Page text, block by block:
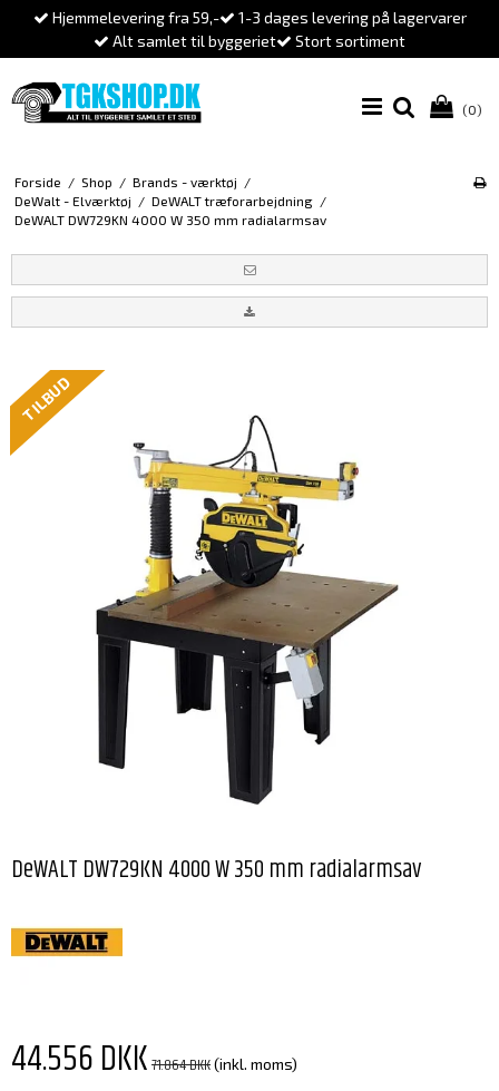
Hjemmelevering fra 59,-
1-3 dages levering på lagervarer
Alt samlet til byggeriet
Stort sortiment
(0)
Forside / Shop / Brands - værktøj /
DeWalt - Elværktøj / DeWALT træforarbejdning /
DeWALT DW729KN 4000 W 350 mm radialarmsav
TILBUD
DeWALT DW729KN 4000 W 350 mm radialarmsav
44.556 DKK71.864 DKK(inkl. moms)